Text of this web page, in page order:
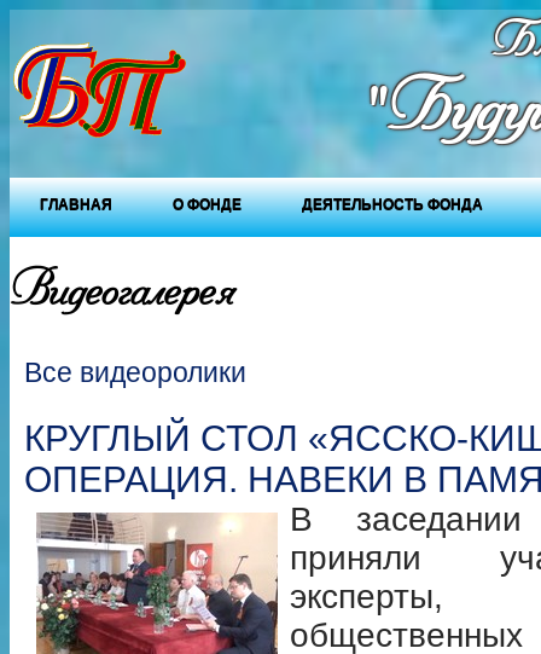
ГЛАВНАЯ О ФОНДЕ ДЕЯТЕЛЬНОСТЬ ФОНДА
Видеогалерея
Все видеоролики
КРУГЛЫЙ СТОЛ «ЯССКО-
ОПЕРАЦИЯ. НАВЕКИ В
В заседании
приняли
эксперты,